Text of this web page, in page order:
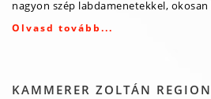
nagyon szép labdamenetekkel,
Olvasd tovább...
KAMMERER ZOLTÁN